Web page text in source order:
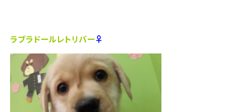
ラブラドールレトリバー♀